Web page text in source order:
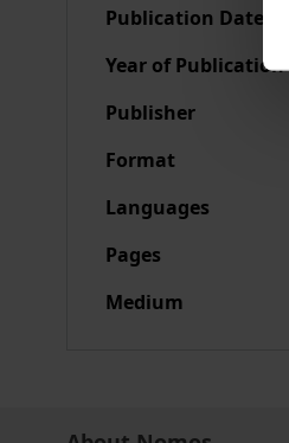
Publication Date
Year of Publication
Publisher
Format
Languages
Pages
Medium